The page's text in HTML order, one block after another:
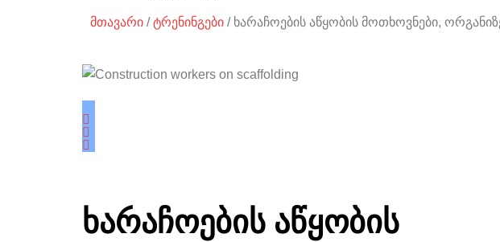
მთავარი /ტრენინგები / ხარაჩოების აწყობის მოთხოვნები,
ხარაჩოების აწყობის